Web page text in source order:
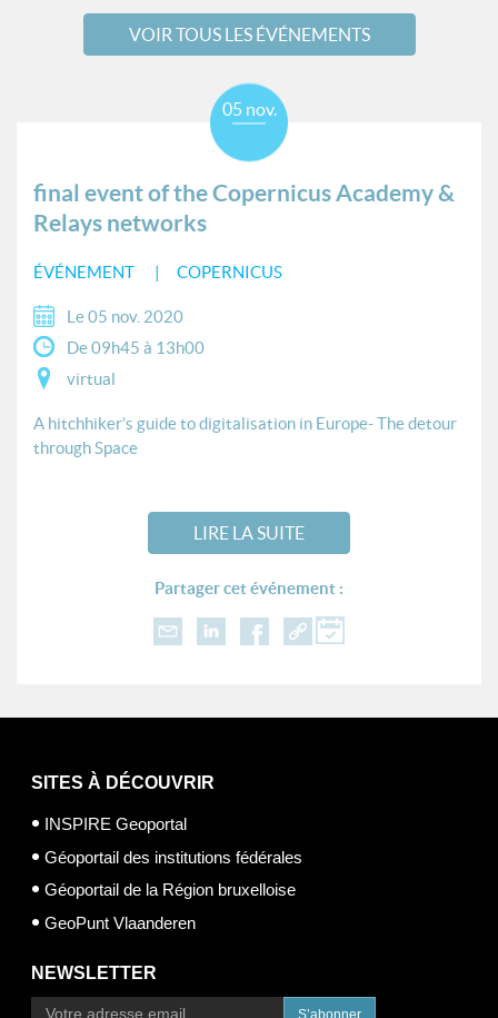
VOIR TOUS LES ÉVÉNEMENTS
final event of the Copernicus Academy &
Relays networks
ÉVÉNEMENT COPERNICUS
05 nov.
Le 05 nov. 2020
De 09h45 à 13h00
virtual
A hitchhiker’s guide to digitalisation in Europe- The detour
through Space
LIRE LA SUITE
Partager cet événement :
SITES À DÉCOUVRIR
INSPIRE Geoportal
Géoportail des institutions fédérales
Géoportail de la Région bruxelloise
GeoPunt Vlaanderen
NEWSLETTER
S’abonner